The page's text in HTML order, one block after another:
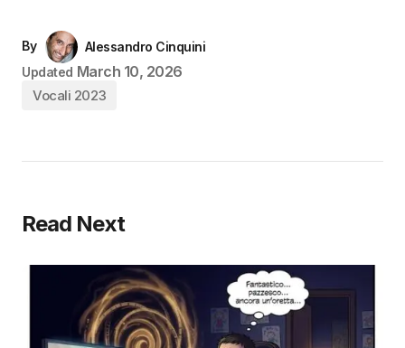
By
Alessandro Cinquini
Updated March 10, 2026
Vocali 2023
Read Next